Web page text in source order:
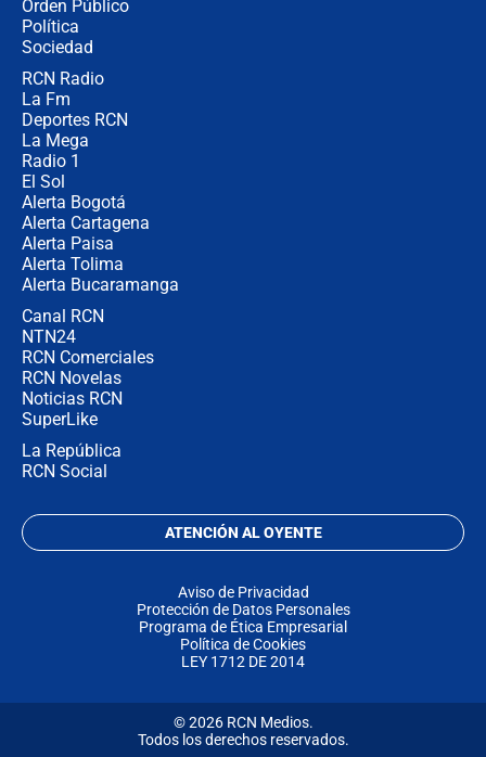
Orden Público
Política
Sociedad
RCN Radio
La Fm
Deportes RCN
La Mega
Radio 1
El Sol
Alerta Bogotá
Alerta Cartagena
Alerta Paisa
Alerta Tolima
Alerta Bucaramanga
Canal RCN
NTN24
RCN Comerciales
RCN Novelas
Noticias RCN
SuperLike
La República
RCN Social
ATENCIÓN AL OYENTE
Aviso de Privacidad
Protección de Datos Personales
Programa de Ética Empresarial
Política de Cookies
LEY 1712 DE 2014
© 2026 RCN Medios.
Todos los derechos reservados.